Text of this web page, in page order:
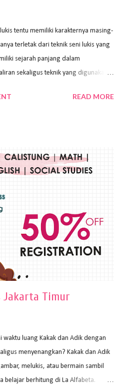
tentu memiliki karakternya masing-
terletak dari teknik seni lukis yang
sejarah panjang dalam
sekaligus teknik yang digunakan.
berbeda tentunya akan
air, cat akrilik, atau cat minyak dengan
memberikan sapuan warna
yang mempesona dan tentunya
ciri teknik plakat, yaitu: Sapuan
lukisan menutupi seluruh bagian
READ MORE
Jakarta Timur
luang Kakak dan Adik dengan
menyenangkan? Kakak dan Adik
melukis, atau bermain sambil
belajar berhitung di La Alfabeta.